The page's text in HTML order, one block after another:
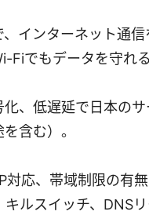
インターネット通信
Fiでもデータを守れ
、低遅延で日本の
含む）。
対応、帯域制限の有無
ルスイッチ、DNS